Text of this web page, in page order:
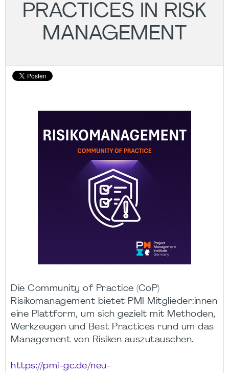
PRACTICES IN RISK
MANAGEMENT
Die Community of Practice (CoP)
Risikomanagement bietet PMI Mitglieder:innen
eine Plattform, um sich gezielt mit Methoden,
Werkzeugen und Best Practices rund um das
Management von Risiken auszutauschen.
https://pmi-gc.de/neu-